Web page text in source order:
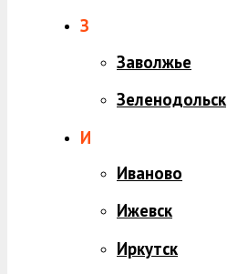
З
Заволжье
Зеленодольск
И
Иваново
Ижевск
Иркутск